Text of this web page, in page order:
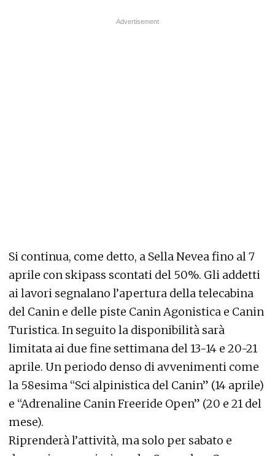
Si continua, come detto, a Sella Nevea fino al 7
aprile con skipass scontati del 50%. Gli addetti
ai lavori segnalano l’apertura della telecabina
del Canin e delle piste Canin Agonistica e Canin
Turistica. In seguito la disponibilità sarà
limitata ai due fine settimana del 13-14 e 20-21
aprile. Un periodo denso di avvenimenti come
la 58esima “Sci alpinistica del Canin” (14 aprile)
e “Adrenaline Canin Freeride Open” (20 e 21 del
mese).
Riprenderà l’attività, ma solo per sabato e